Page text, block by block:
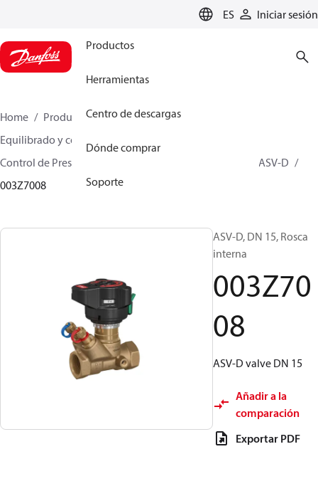
ES Iniciar sesión
Productos
Herramientas
Centro de descargas
Dónde comprar
Soporte
Home Productos
Climate Solutions for heating
Equilibrado y control hidrónicos
Control de Presión Diferencial
ASV-D
003Z7008
ASV-D, DN 15, Rosca
interna
003Z70
08
ASV-D valve DN 15
Añadir a la
comparación
Exportar PDF